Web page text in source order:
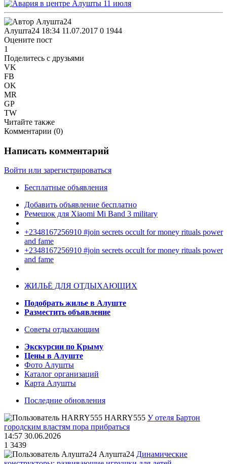
Алушта24 18:34 11.07.2017 0 1944
Оцените пост
1
Поделитесь с друзьями
VK
FB
OK
MR
GP
TW
Читайте также
Комментарии (0)
Написать комментарий
Войти или зарегистрироваться
Бесплатные объявления
Добавить объявление бесплатно
Ремешок для Xiaomi Mi Band 3 military
+2348167256910 #join secrets occult for money rituals power
and fame
+2348167256910 #join secrets occult for money rituals power
and fame
ЖИЛЬЁ ДЛЯ ОТДЫХАЮЩИХ
Подобрать жилье в Алуште
Разместить объявление
Советы отдыхающим
Экскурсии по Крыму
Цены в Алуште
Фото Алушты
Каталог организаций
Карта Алушты
Последние обновления
HARRY555 У отеля Бартон
городским властям пора прибраться
14:57 30.06.2026
1 3439
Алушта24 Динамические